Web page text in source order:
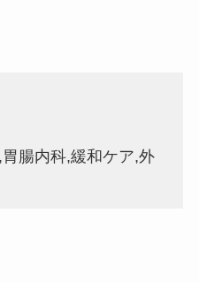
腸内科,緩和ケア,外